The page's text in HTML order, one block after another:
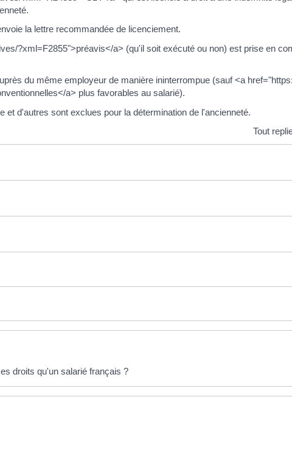
la lettre recommandée de licenciement.
?xml=F2855">préavis</a> (qu'il soit exécuté ou non) est prise en
du même employeur de manière ininterrompue (sauf <a
a> plus favorables au salarié).
d'autres sont exclues pour la détermination de l'ancienneté.
Tout
droits qu'un salarié français ?